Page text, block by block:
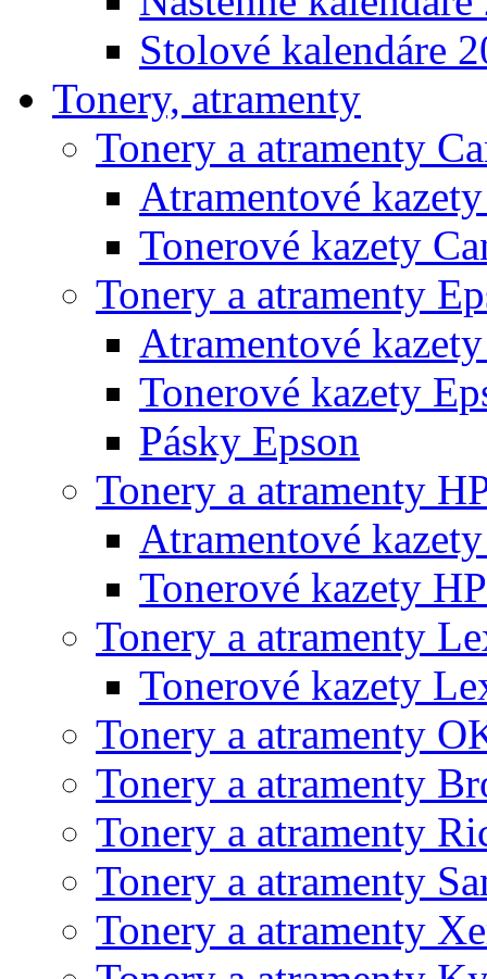
Stolové kalendáre
Tonery, atramenty
Tonery a atramenty
Atramentové
Tonerové kazety
Tonery a atramenty
Atramentové
Tonerové kazety
Pásky Epson
Tonery a atramenty
Atramentové
Tonerové kazety HP
Tonery a atramenty
Tonerové kazety
Tonery a atramenty
Tonery a atramenty
Tonery a atramenty
Tonery a atramenty
Tonery a atramenty